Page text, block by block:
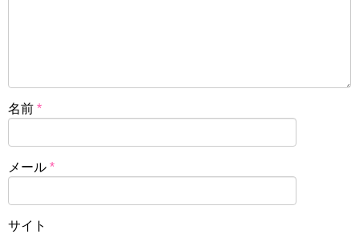
名前 *
メール *
サイト